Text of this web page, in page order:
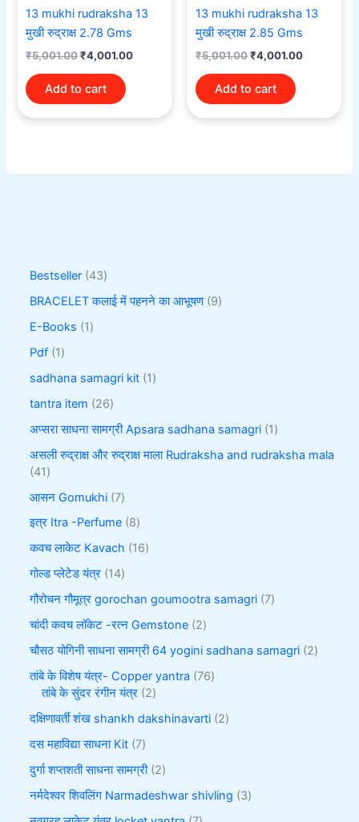
13 mukhi rudraksha 13
मुखी रुद्राक्ष 2.78 Gms
₹5,001.00₹4,001.00
Add to cart
13 mukhi rudraksha 13
मुखी रुद्राक्ष 2.85 Gms
₹5,001.00₹4,001.00
Add to cart
Bestseller 43
BRACELET कलाई में पहनने का आभूषण 9
E-Books 1
Pdf 1
sadhana samagri kit 1
tantra item 26
अप्सरा साधना सामग्री Apsara sadhana samagri 1
असली रुद्राक्ष और रुद्राक्ष माला Rudraksha and rudraksha mala
41
आसन Gomukhi 7
इत्र Itra -Perfume 8
कवच लाकेट Kavach 16
गोल्ड प्लेटेड यंत्र 14
गौरोचन गौमूत्र gorochan goumootra samagri 7
चांदी कवच लॉकेट -रत्न Gemstone 2
चौसठ योगिनी साधना सामग्री 64 yogini sadhana samagri 2
तांबे के विशेष यंत्र- Copper yantra 76
तांबे के सुंदर रंगीन यंत्र 2
दक्षिणावर्ती शंख shankh dakshinavarti 2
दस महाविद्या साधना Kit 7
दुर्गा शप्तशती साधना सामग्री 2
नर्मदेश्वर शिवलिंग Narmadeshwar shivling 3